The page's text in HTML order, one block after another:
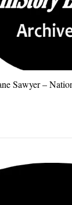
Sawyer –